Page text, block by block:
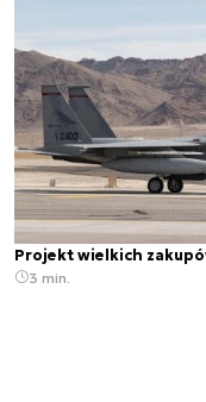
Projekt wielkich
3 min.